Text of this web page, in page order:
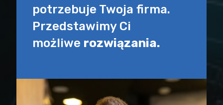
potrzebuje Twoja firma.
Przedstawimy Ci
możliwe rozwiązania.